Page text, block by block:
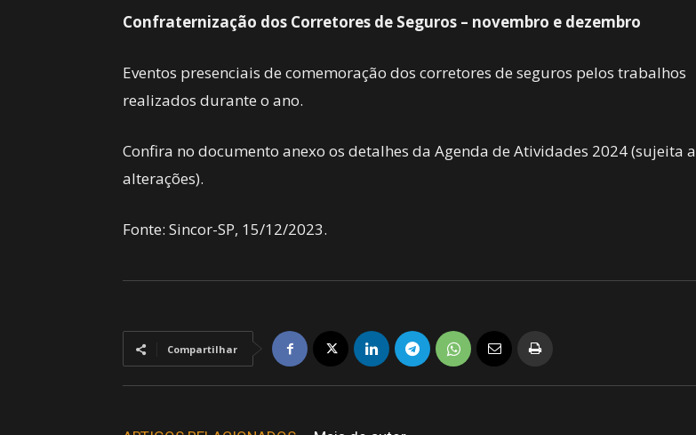
Confraternização dos Corretores de Seguros – novembro e dezembro
Eventos presenciais de comemoração dos corretores de seguros pelos trabalhos
realizados durante o ano.
Confira no documento anexo os detalhes da Agenda de Atividades 2024 (sujeita a
alterações).
Fonte: Sincor-SP, 15/12/2023.
Compartilhar